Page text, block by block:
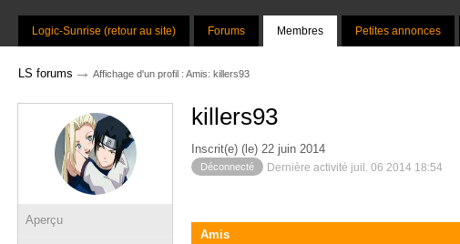
Logic-Sunrise (retour au site) Forums Membres Petites annonces
LS forums → Affichage d'un profil : Amis: killers93
Aperçu
killers93
Inscrit(e) (le) 22 juin 2014
Déconnecté Dernière activité juil. 06 2014 18:54
Amis